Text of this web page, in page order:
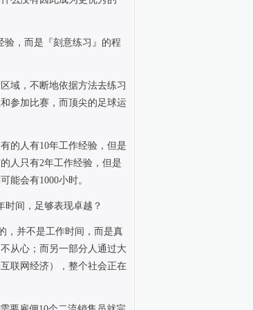
验，而是『刻意练习』的程
域，不断地依据方法去练习
参加比赛，而顶尖的足球运
的人有10年工作经验，但是
人只有2年工作经验，但是
能会有1000小时。
时间，足够表现卓越？
并不是工作时间，而是真
从心；而另一部分人通过大
联网经济），整个社会正在